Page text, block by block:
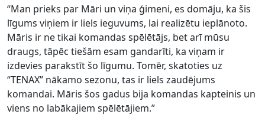
“Man prieks par Māri un viņa ģimeni, es domāju, ka šis
līgums viņiem ir liels ieguvums, lai realizētu ieplānoto.
Māris ir ne tikai komandas spēlētājs, bet arī mūsu
draugs, tāpēc tiešām esam gandarīti, ka viņam ir
izdevies parakstīt šo līgumu. Tomēr, skatoties uz
“TENAX” nākamo sezonu, tas ir liels zaudējums
komandai. Māris šos gadus bija komandas kapteinis un
viens no labākajiem spēlētājiem.”